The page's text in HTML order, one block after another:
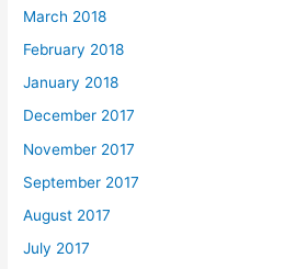
March 2018
February 2018
January 2018
December 2017
November 2017
September 2017
August 2017
July 2017